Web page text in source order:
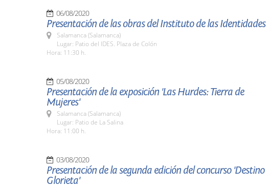
06/08/2020
Presentación de las obras del Instituto de las Identidades
Salamanca (Salamanca)
Lugar: Patio del IDES. Plaza de Colón
Hora: 11:30 h.
05/08/2020
Presentación de la exposición 'Las Hurdes: Tierra de
Mujeres'
Salamanca (Salamanca)
Lugar: Patio de La Salina
Hora: 11:00 h.
03/08/2020
Presentación de la segunda edición del concurso 'Destino
Glorieta'